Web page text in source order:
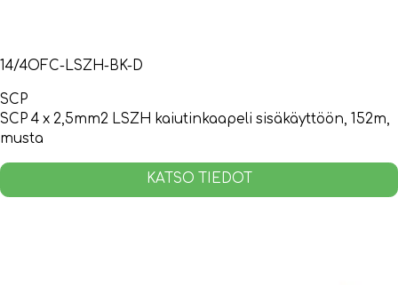
14/4OFC-LSZH-BK-D
SCP
SCP 4 x 2,5mm2 LSZH kaiutinkaapeli sisäkäyttöön, 152m,
musta
KATSO TIEDOT